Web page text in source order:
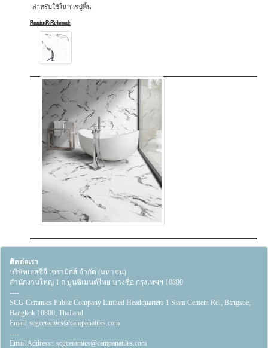
สำหรับใช้ในการปูพื้น
Product Related
Room Reference
ติดต่อเรา
บริษัทเอสซีจี เซรามิกส์ จำกัด (มหาชน)
สำนักงานใหญ่ 1 ถ.ปูนซิเมนต์ไทย บางซื่อ กรุงเทพฯ 10800
----
SCG Ceramics Public Company Limited Headquarters 1 Siam Cement Rd., Bangsue,
Bangkok 10800, Thailand
Email: scgceramics@campanatiles.com
----
Email Address:: scgceramics@campanatiles.com